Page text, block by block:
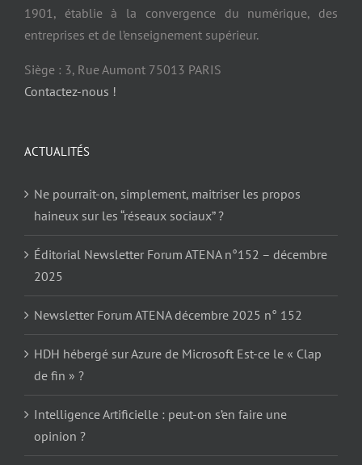
1901, établie à la convergence du numérique, des
entreprises et de l’enseignement supérieur.
Siège : 3, Rue Aumont 75013 PARIS
Contactez-nous !
ACTUALITÉS
Ne pourrait-on, simplement, maitriser les propos
haineux sur les “réseaux sociaux” ?
Éditorial Newsletter Forum ATENA n°152 – décembre
2025
Newsletter Forum ATENA décembre 2025 n° 152
HDH hébergé sur Azure de Microsoft Est-ce le « Clap
de fin » ?
Intelligence Artificielle : peut-on s’en faire une
opinion ?